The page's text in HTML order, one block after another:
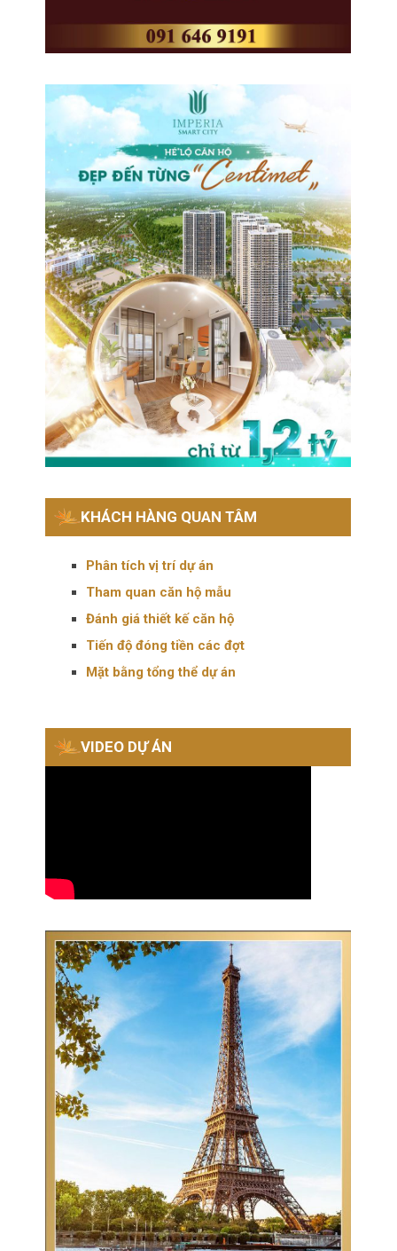
KHÁCH HÀNG QUAN TÂM
Phân tích vị trí dự án
Tham quan căn hộ mẫu
Đánh giá thiết kế căn hộ
Tiến độ đóng tiền các đợt
Mặt bằng tổng thể dự án
VIDEO DỰ ÁN